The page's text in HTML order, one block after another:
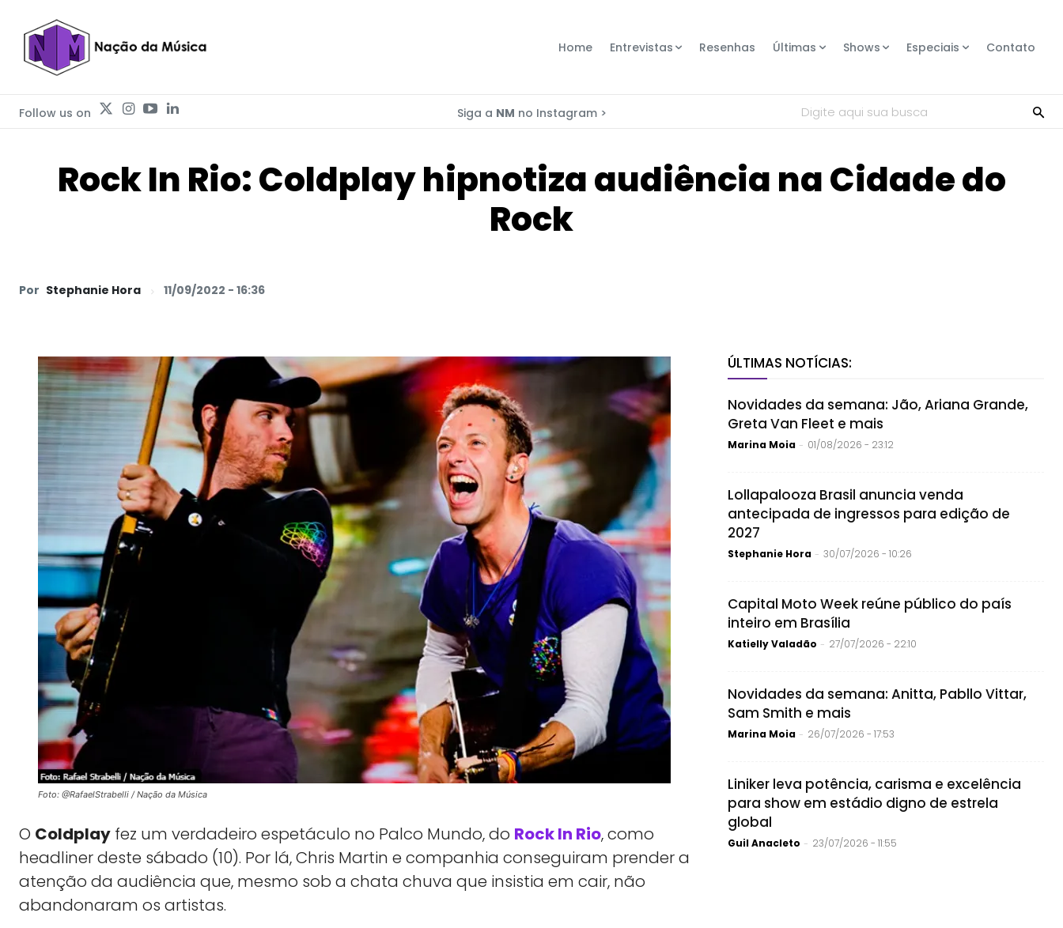
Home Entrevistas Resenhas Últimas Shows Especiais Contato
Follow us on Siga a NM no Instagram > Digite aqui sua busca
Rock In Rio: Coldplay hipnotiza audiência na Cidade do
Rock
Por Stephanie Hora 11/09/2022 - 16:36
Foto: @RafaelStrabelli / Nação da Música
O Coldplay fez um verdadeiro espetáculo no Palco Mundo, do Rock In Rio, como
headliner deste sábado (10). Por lá, Chris Martin e companhia conseguiram prender a
atenção da audiência que, mesmo sob a chata chuva que insistia em cair, não
abandonaram os artistas.
ÚLTIMAS NOTÍCIAS:
Novidades da semana: Jão, Ariana Grande,
Greta Van Fleet e mais
Marina Moia - 01/08/2026 - 23:12
Lollapalooza Brasil anuncia venda
antecipada de ingressos para edição de
2027
Stephanie Hora - 30/07/2026 - 10:26
Capital Moto Week reúne público do país
inteiro em Brasília
Katielly Valadão - 27/07/2026 - 22:10
Novidades da semana: Anitta, Pabllo Vittar,
Sam Smith e mais
Marina Moia - 26/07/2026 - 17:53
Liniker leva potência, carisma e excelência
para show em estádio digno de estrela
global
Guil Anacleto - 23/07/2026 - 11:55